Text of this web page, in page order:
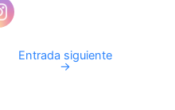
Entrada siguiente
→